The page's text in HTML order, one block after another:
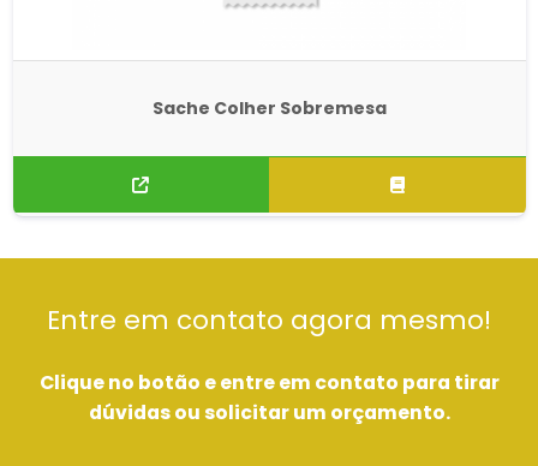
Sache Colher Sobremesa
Entre em contato agora mesmo!
Clique no botão e entre em contato para tirar
dúvidas ou solicitar um orçamento.